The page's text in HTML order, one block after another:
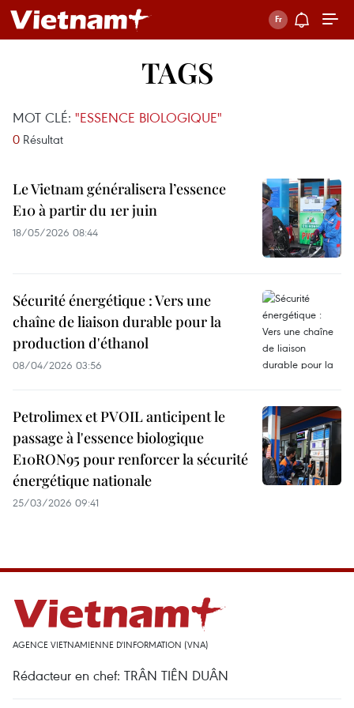
TAGS
MOT CLÉ: "ESSENCE BIOLOGIQUE"
0 Résultat
Le Vietnam généralisera l’essence
E10 à partir du 1er juin
18/05/2026 08:44
Sécurité énergétique : Vers une
chaîne de liaison durable pour la
production d'éthanol
08/04/2026 03:56
Petrolimex et PVOIL anticipent le
passage à l'essence biologique
E10RON95 pour renforcer la sécurité
énergétique nationale
25/03/2026 09:41
AGENCE VIETNAMIENNE D'INFORMATION (VNA)
Rédacteur en chef: TRÂN TIÊN DUÂN